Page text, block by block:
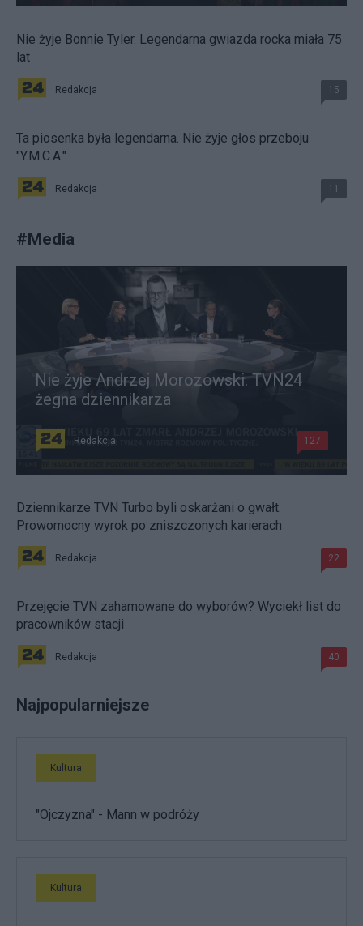
Nie żyje Bonnie Tyler. Legendarna gwiazda rocka miała 75
lat
Redakcja 15
Ta piosenka była legendarna. Nie żyje głos przeboju
"Y.M.C.A."
Redakcja 11
#Media
Nie żyje Andrzej Morozowski. TVN24
żegna dziennikarza
Redakcja 127
Dziennikarze TVN Turbo byli oskarżani o gwałt.
Prowomocny wyrok po zniszczonych karierach
Redakcja 22
Przejęcie TVN zahamowane do wyborów? Wyciekł list do
pracowników stacji
Redakcja 40
Najpopularniejsze
Kultura
"Ojczyzna" - Mann w podróży
Kultura